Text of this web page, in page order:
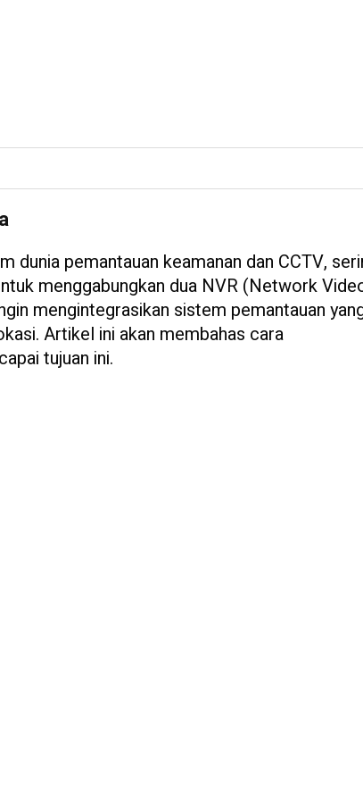
dunia pemantauan keamanan dan CCTV,
menggabungkan dua NVR (Network
mengintegrasikan sistem pemantauan
Artikel ini akan membahas cara
tujuan ini.